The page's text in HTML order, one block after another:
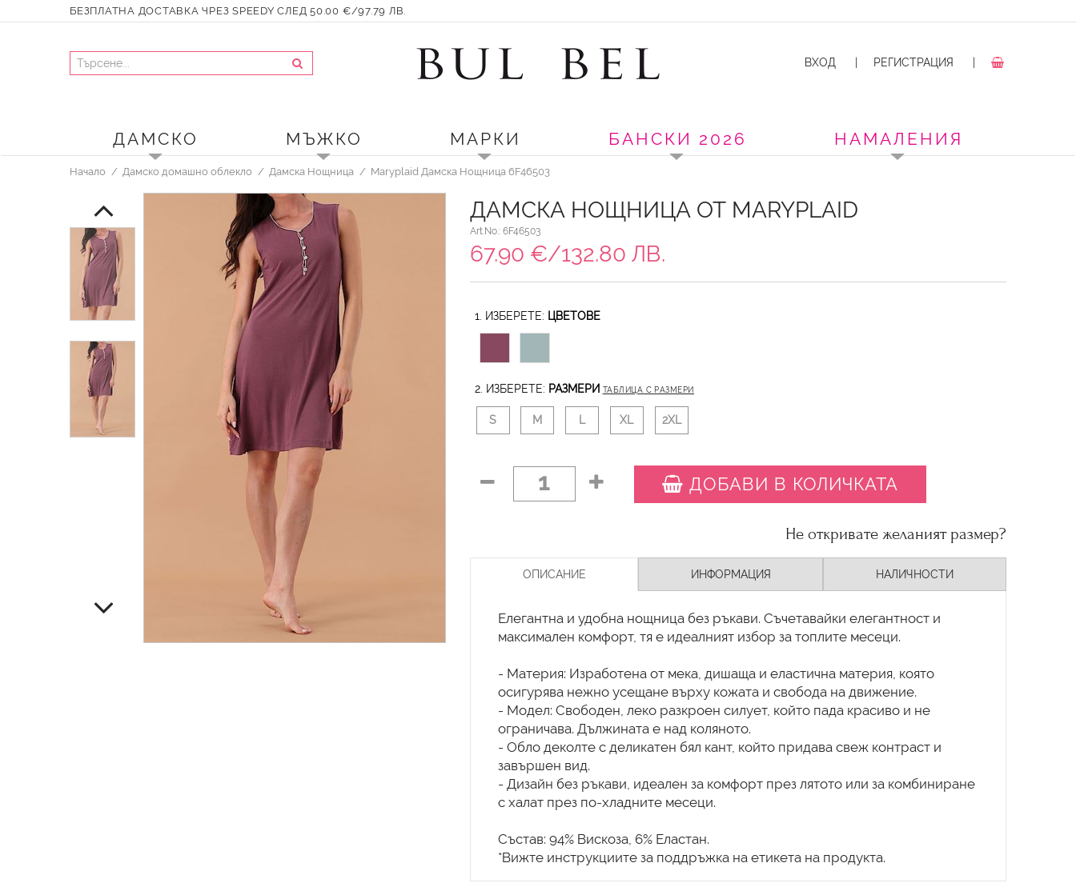
БЕЗПЛАТНА ДОСТАВКА ЧРЕЗ SPEEDY СЛЕД 50.00 €/97.79 ЛВ.
ВХОД РЕГИСТРАЦИЯ
ДАМСКО МЪЖКО МАРКИ БАНСКИ 2026 НАМАЛЕНИЯ
Начало Дамско домашно облекло Дамска Нощница Maryplaid Дамска Нощница 6F46503
ДАМСКА НОЩНИЦА ОТ MARYPLAID
Art.No.: 6F46503
67.90 €/132.80 ЛВ.
1. ИЗБЕРЕТЕ: ЦВЕТОВЕ
2. ИЗБЕРЕТЕ: РАЗМЕРИ ТАБЛИЦА С РАЗМЕРИ
S M L XL 2XL
1 ДОБАВИ В КОЛИЧКАТА
Не откривате желаният размер?
ОПИСАНИЕ ИНФОРМАЦИЯ НАЛИЧНОСТИ
Елегантна и удобна нощница без ръкави. Съчетавайки елегантност и
максимален комфорт, тя е идеалният избор за топлите месеци.
- Материя: Изработена от мека, дишаща и еластична материя, която
осигурява нежно усещане върху кожата и свобода на движение.
- Модел: Свободен, леко разкроен силует, който пада красиво и не
ограничава. Дължината е над коляното.
- Обло деколте с деликатен бял кант, който придава свеж контраст и
завършен вид.
- Дизайн без ръкави, идеален за комфорт през лятото или за комбиниране
с халат през по-хладните месеци.
Състав: 94% Вискоза, 6% Еластан.
*Вижте инструкциите за поддръжка на етикета на продукта.